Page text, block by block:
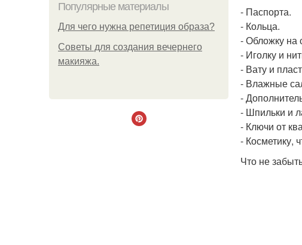
Популярные материалы
Для чего нужна репетиция образа?
Советы для создания вечернего
макияжа.
- Паспорта.
- Кольца.
- Обложку на
- Иголку и
- Вату и
- Влажные
-
- Шпильки и
- Ключи от
- Косметику,
Что не